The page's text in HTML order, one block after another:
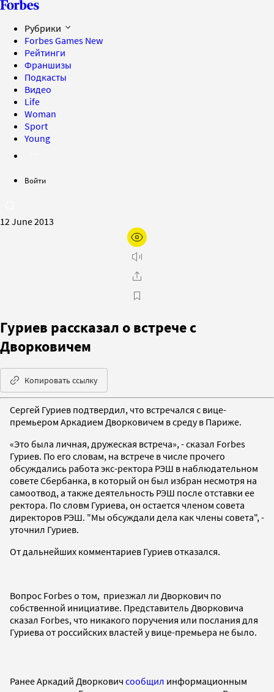
Рубрики
Forbes Games New
Рейтинги
Франшизы
Подкасты
Видео
Life
Woman
Sport
Young
Войти
12 June 2013
Гуриев рассказал о встрече с
Дворковичем
Копировать ссылку
Сергей Гуриев подтвердил, что встречался с вице-
премьером Аркадием Дворковичем в среду в Париже.
«Это была личная, дружеская встреча», - сказал Forbes
Гуриев. По его словам, на встрече в числе прочего
обсуждались работа экс-ректора РЭШ в наблюдательном
совете Сбербанка, в который он был избран несмотря на
самоотвод, а также деятельность РЭШ после отставки ее
ректора. По словм Гуриева, он остается членом совета
директоров РЭШ. "Мы обсуждали дела как члены совета", -
уточнил Гуриев.
От дальнейших комментариев Гуриев отказался.
Вопрос Forbes о том, приезжал ли Дворкович по
собственной инициативе. Представитель Дворковича
сказал Forbes, что никакого поручения или послания для
Гуриева от российских властей у вице-премьера не было.
Ранее Аркадий Дворкович сообщил информационным